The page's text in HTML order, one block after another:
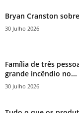
Bryan Cranston
30 Julho 2026
Família de três
grande incêndio no...
30 Julho 2026